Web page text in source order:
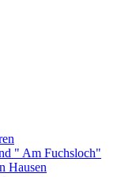
" Am Fuchsloch"
Hausen